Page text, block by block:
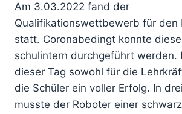
Am 3.03.2022 fand der
Qualifikationswettbewerb für den
statt. Coronabedingt konnte
schulintern durchgeführt werden.
dieser Tag sowohl für die
die Schüler ein voller Erfolg. In
musste der Roboter einer